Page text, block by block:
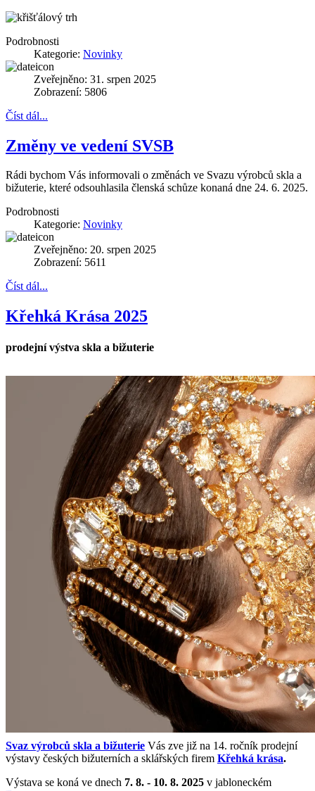
Podrobnosti
Kategorie: Novinky
Zveřejněno: 31. srpen 2025
Zobrazení: 5806
Číst dál...
Změny ve vedení SVSB
Rádi bychom Vás informovali o změnách ve Svazu výrobců skla a
bižuterie, které odsouhlasila členská schůze konaná dne 24. 6. 2025.
Podrobnosti
Kategorie: Novinky
Zveřejněno: 20. srpen 2025
Zobrazení: 5611
Číst dál...
Křehká Krása 2025
prodejní výstva skla a bižuterie
Svaz výrobců skla a bižuterie Vás zve již na 14. ročník prodejní
výstavy českých bižuterních a sklářských firem Křehká krása.
Výstava se koná ve dnech 7. 8. - 10. 8. 2025 v jabloneckém